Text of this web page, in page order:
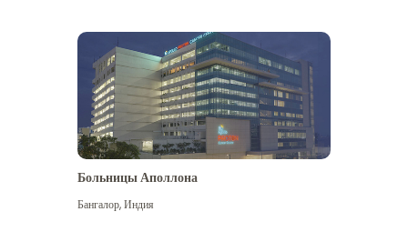
Посмотреть больше
Больницы Аполлона
Бангалор,Индия